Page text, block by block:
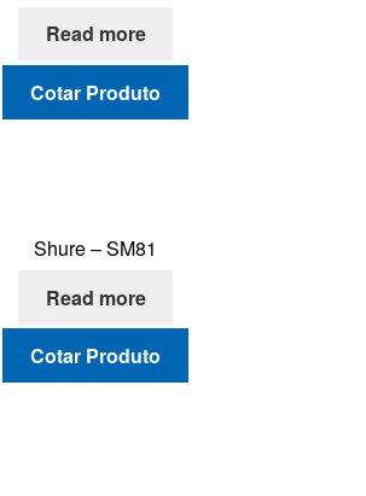
Read more
Cotar Produto
Shure – SM81
Read more
Cotar Produto